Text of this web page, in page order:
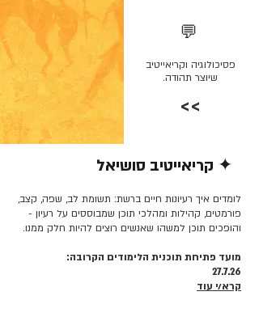
💬
פסיכולוגיה וקריאייטיב
שיוצר תהודה.
>>
✦ קריאייטיב סושיאל
לומדים איך רעיונות חיים ברשת: תשומת לב, שפה, קצב,
פורמטים, קהילות ומהלכי תוכן שמבוססים על רעיון -
והופכים תוכן למשהו שאנשים רוצים להיות חלק ממנו.
מועד פתיחת תוכנית הלימודים הקרובה:
27.7.26
קרא/י עוד